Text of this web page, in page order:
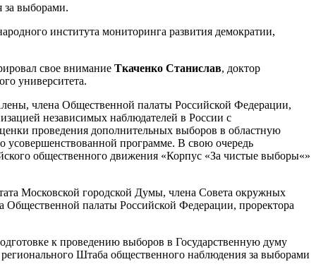
за выборами.
института мониторинга развития демократии,
свое внимание Ткаченко Станислав, доктор
университета.
члена Общественной палаты Российской Федерации,
независимых наблюдателей в России с
проведения дополнительных выборов в областную
усовершенствованной программе. В свою очередь
общественного движения «Корпус «За чистые выборы«»
Московской городской Думы, члена Совета окружных
Общественной палаты Российской Федерации, проректора
к проведению выборов в Государственную думу
регионального Штаба общественного наблюдения за выборами